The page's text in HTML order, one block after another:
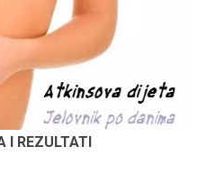
I REZULTATI